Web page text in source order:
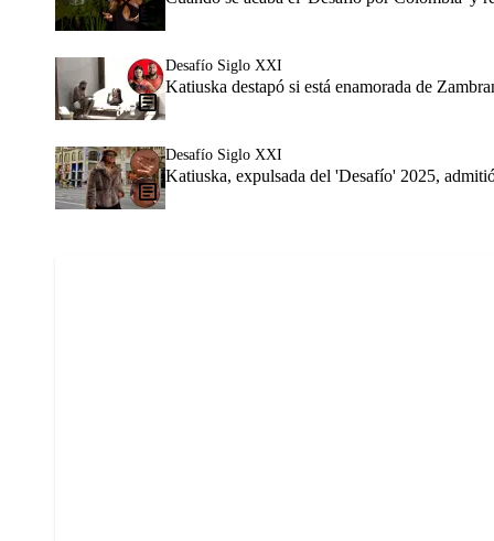
Desafío Siglo XXI
Katiuska destapó si está enamorada de
Desafío Siglo XXI
Katiuska, expulsada del 'Desafío' 2025,